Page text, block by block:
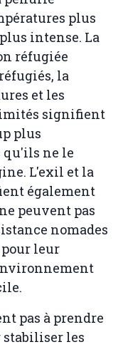
plus
intense. La
réfugiée
la
et les
signifient
plus
ne le
L'exil et la
également
peuvent pas
nomades
leur
pas à prendre
stabiliser les